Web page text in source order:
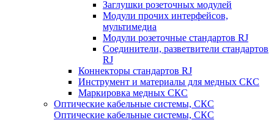
Заглушки розеточных модулей
Модули прочих интерфейсов,
мультимедиа
Модули розеточные стандартов RJ
Соединители, разветвители стандартов
RJ
Коннекторы стандартов RJ
Инструмент и материалы для медных СКС
Маркировка медных СКС
Оптические кабельные системы, СКС
Оптические кабельные системы, СКС